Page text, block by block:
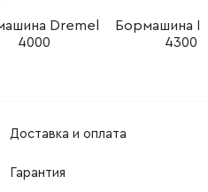
Dremel
4000
Бормашина
4300
Доставка и оплата
Гарантия